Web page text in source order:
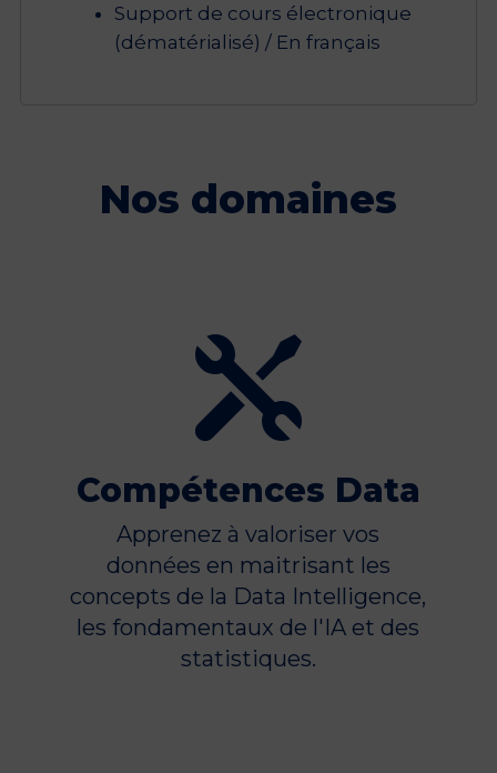
Support de cours électronique
(dématérialisé) / En français
Nos domaines

Compétences Data
Apprenez à valoriser vos
données en maitrisant les
concepts de la Data Intelligence,
les fondamentaux de l'IA et des
statistiques.